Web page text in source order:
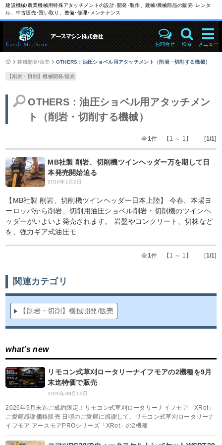
建設機械/農業機械用特殊アタッチメントの設計･開発･製作、建械/農械部品の販売･レンタ
ル、中古販売･買い取り、整備･修理･メンテナンス
お問合せ 検索 メニュー
建機開発/販売 OTHERS：油圧ショベル用アタッチメント（削岩・切削する機械）
【削岩・切削】機械開発/販売
OTHERS：油圧ショベル用アタッチメン
ト（削岩・切削する機械）
全1件 【1 ～ 1】 [1/1]
MB社製 削岩、切削機ツインヘッダー万を期して日
本発売開始迫る
2016年1月2日
【MB社製 削岩、切削機ツインヘッダー日本上陸】 今春、本場ヨ
ーロッパから削岩、切削用油圧ショベル削岩・切削機のツインヘ
ッダーがいよいよ発売されます。 岩盤やコンクリート、切株など
を、強力ギア式油圧モ
全1件 【1 ～ 1】 [1/1]
関連カテゴリ
【削岩・切削】機械開発/販売
what's new
リモコン式草刈ロータリーナイフモアの2機種を9月
末迄特価で販売
2026年08月03日
2026年9月末迄ご成約限定！リモコン式草刈ロータリーナイフモア「XRot」
ご愛顧感謝価格販売 日頃のご愛顧に感謝して、リモコン式草刈ロータリーナ
イフモア アースモアPROシリーズ「XRot」の2機種